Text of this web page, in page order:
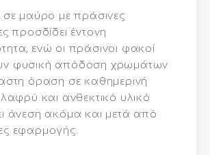
σε μαύρο με πράσινες
προσδίδει έντονη
ενώ οι πράσινοι φακοί
φυσική απόδοση χρωμάτων
όραση σε καθημερινή
και ανθεκτικό υλικό
άνεση ακόμα και μετά από
εφαρμογής.